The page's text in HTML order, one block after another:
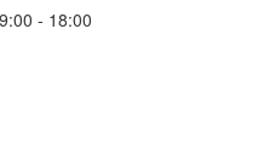
- 18:00